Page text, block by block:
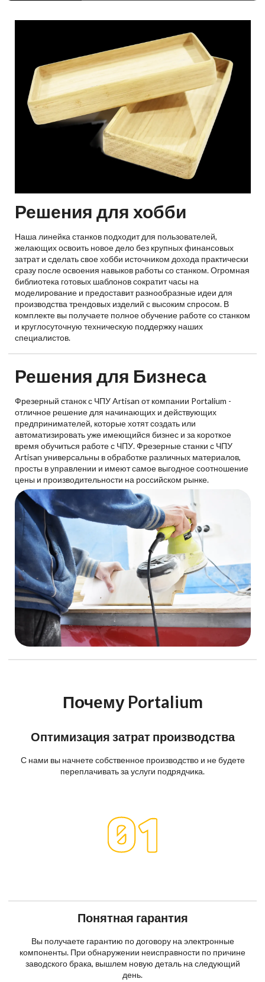
Решения для хобби
Наша линейка станков подходит для пользователей,
желающих освоить новое дело без крупных финансовых
затрат и сделать свое хобби источником дохода практически
сразу после освоения навыков работы со станком. Огромная
библиотека готовых шаблонов сократит часы на
моделирование и предоставит разнообразные идеи для
производства трендовых изделий с высоким спросом. В
комплекте вы получаете полное обучение работе со станком
и круглосуточную техническую поддержку наших
специалистов.
Решения для Бизнеса
Фрезерный станок с ЧПУ Artisan от компании Portalium -
отличное решение для начинающих и действующих
предпринимателей, которые хотят создать или
автоматизировать уже имеющийся бизнес и за короткое
время обучиться работе с ЧПУ. Фрезерные станки с ЧПУ
Artisan универсальны в обработке различных материалов,
просты в управлении и имеют самое выгодное соотношение
цены и производительности на российском рынке.
Почему Portalium
Оптимизация затрат производства
С нами вы начнете собственное производство и не будете
переплачивать за услуги подрядчика.
Понятная гарантия
Вы получаете гарантию по договору на электронные
компоненты. При обнаружении неисправности по причине
заводского брака, вышлем новую деталь на следующий
день.